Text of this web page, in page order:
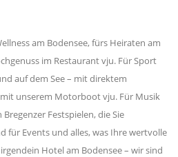
am Bodensee, fürs Heiraten am
im Restaurant vju. Für Sport
auf dem See – mit direktem
unserem Motorboot vju. Für Musik
Festspielen, die Sie
für Events und alles, was Ihre wertvolle
Hotel am Bodensee – wir sind